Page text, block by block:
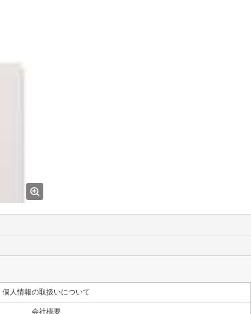
個人情報の取扱いについて
会社概要